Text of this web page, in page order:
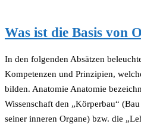
Was ist die Basis von
In den folgenden Absätzen
Kompetenzen und Prinzipien,
bilden. Anatomie Anatomie
Wissenschaft den „Körperbau“
seiner inneren Organe) bzw. die